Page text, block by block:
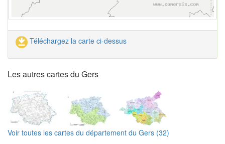
Téléchargez la carte ci-dessus
Les autres cartes du Gers
Voir toutes les cartes du département du Gers (32)